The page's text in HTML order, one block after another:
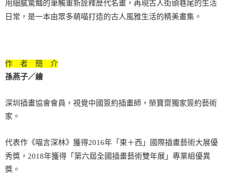
用細膩驚豔的筆觸重新詮釋歷代名畫，再現古人街頭巷尾的生活
日常，是一本由眾多萌喵打造的古人風雅生活的精美畫集。
作 者 簡 介
孫燕子／繪
深圳插畫協會會員，視覺中國簽約插畫師，榮寶齋獨家簽約藝術
家。
代表作《喵言深林》獲得2016年「東＋西」國際插畫藝術大展優
秀獎，2018年獲得「第六屆全國插畫藝術雙年展」專業組優異
獎。